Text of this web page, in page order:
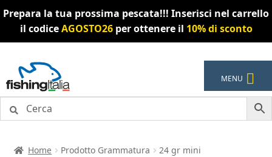
Prepara la tua prossima pescata!!! Inserisci nel carrello
il codiceAGOSTO26per ottenere il 10% di sconto
alla
navigazione
al
contenuto
MENU
Home Prodotto Grammatura 24 gr mini